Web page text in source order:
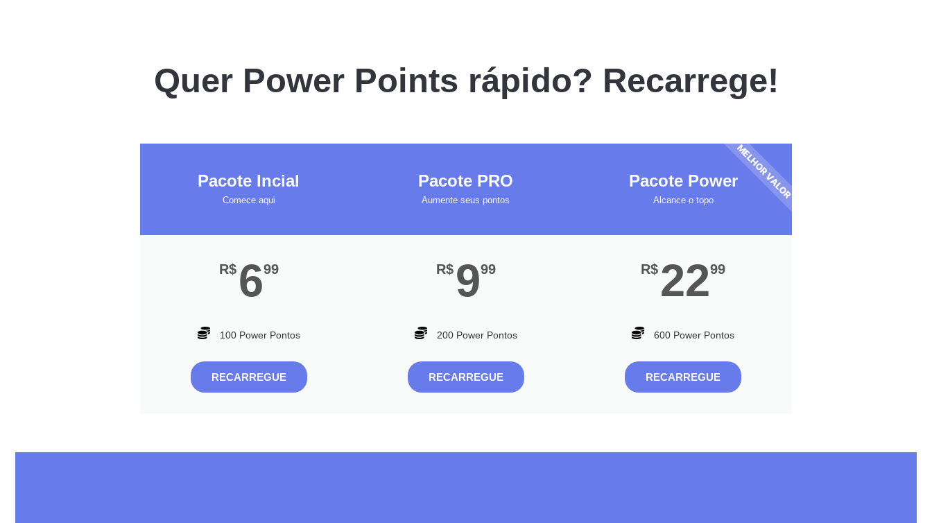
Quer Power Points rápido? Recarrege!
Pacote Incial
Comece aqui
R$ 699
100 Power Pontos
RECARREGUE
Pacote PRO
Aumente seus pontos
R$ 999
200 Power Pontos
RECARREGUE
Pacote Power
Alcance o topo
R$ 2299
600 Power Pontos
RECARREGUE
MELHOR VALOR